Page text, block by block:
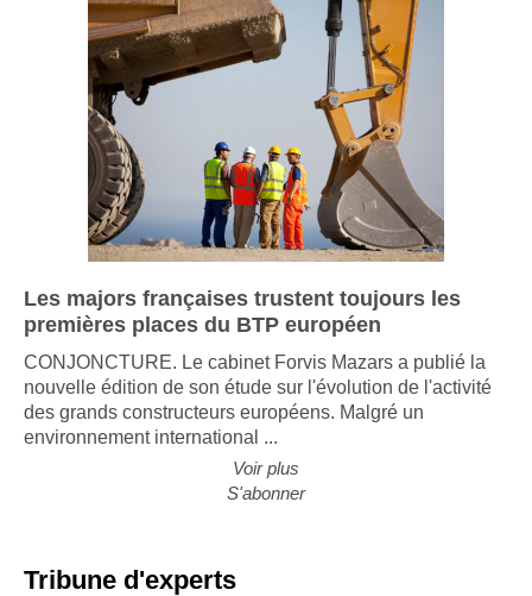
Les majors françaises trustent toujours les
premières places du BTP européen
CONJONCTURE. Le cabinet Forvis Mazars a publié la
nouvelle édition de son étude sur l'évolution de l'activité
des grands constructeurs européens. Malgré un
environnement international ...
Voir plus
S'abonner
Tribune d'experts